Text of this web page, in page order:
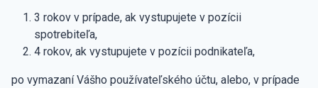
3 rokov v prípade, ak vystupujete v pozícii
spotrebiteľa,
4 rokov, ak vystupujete v pozícii podnikateľa,
po vymazaní Vášho používateľského účtu, alebo, v prípade